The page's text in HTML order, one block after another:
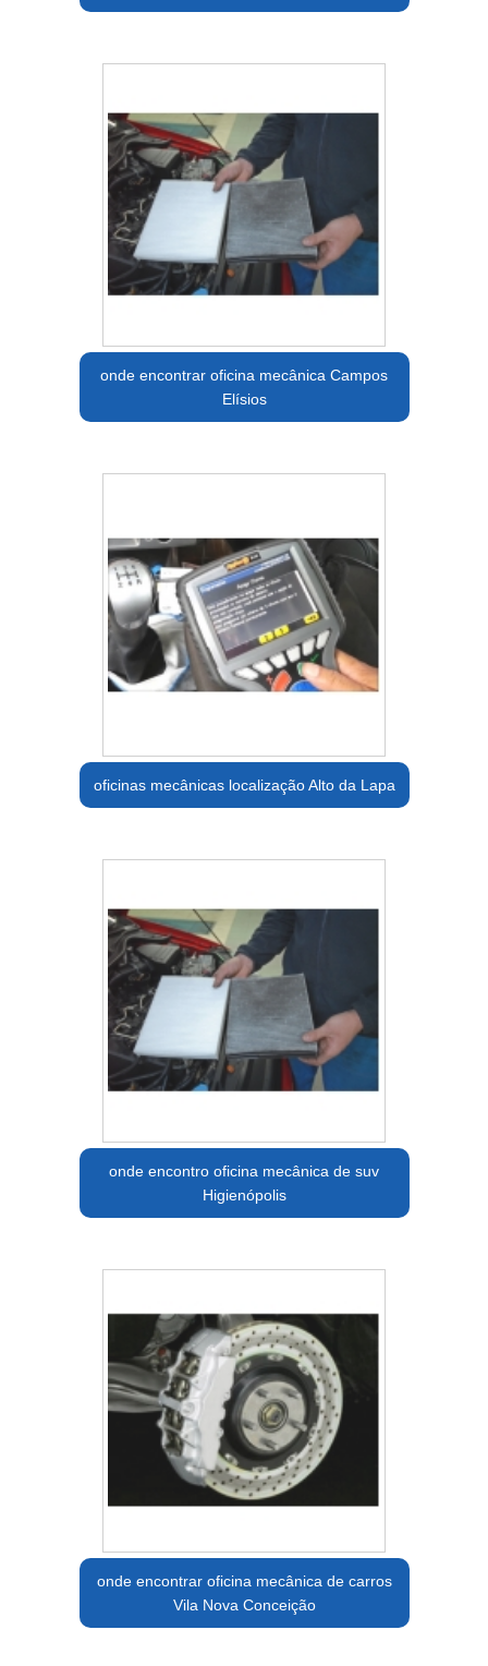
onde encontrar oficina mecânica Campos
Elísios
oficinas mecânicas localização Alto da Lapa
onde encontro oficina mecânica de suv
Higienópolis
onde encontrar oficina mecânica de carros
Vila Nova Conceição